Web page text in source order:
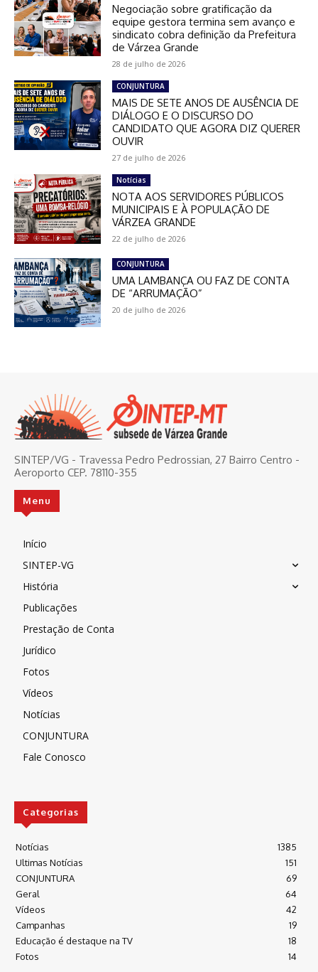
Negociação sobre gratificação da
equipe gestora termina sem avanço e
sindicato cobra definição da Prefeitura
de Várzea Grande
28 de julho de 2026
CONJUNTURA
MAIS DE SETE ANOS DE AUSÊNCIA DE
DIÁLOGO E O DISCURSO DO
CANDIDATO QUE AGORA DIZ QUERER
OUVIR
27 de julho de 2026
Notícias
NOTA AOS SERVIDORES PÚBLICOS
MUNICIPAIS E À POPULAÇÃO DE
VÁRZEA GRANDE
22 de julho de 2026
CONJUNTURA
UMA LAMBANÇA OU FAZ DE CONTA
DE “ARRUMAÇÃO”
20 de julho de 2026
SINTEP/VG - Travessa Pedro Pedrossian, 27 Bairro Centro -
Aeroporto CEP. 78110-355
Menu
Início
SINTEP-VG
História
Publicações
Prestação de Conta
Jurídico
Fotos
Vídeos
Notícias
CONJUNTURA
Fale Conosco
Categorias
Notícias
1385
Ultimas Notícias
151
CONJUNTURA
69
Geral
64
Vídeos
42
Campanhas
19
Educação é destaque na TV
18
Fotos
14